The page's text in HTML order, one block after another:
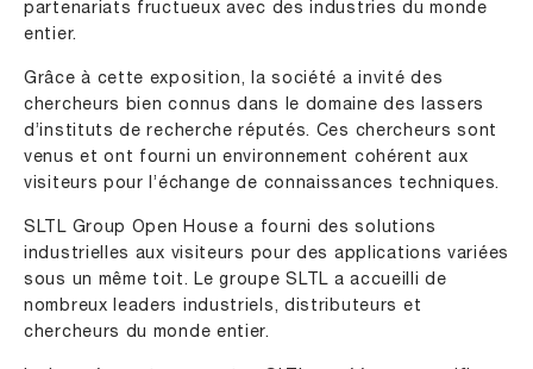
partenariats fructueux avec des industries du monde
entier.
Grâce à cette exposition, la société a invité des
chercheurs bien connus dans le domaine des lassers
d’instituts de recherche réputés. Ces chercheurs sont
venus et ont fourni un environnement cohérent aux
visiteurs pour l’échange de connaissances techniques.
SLTL Group Open House a fourni des solutions
industrielles aux visiteurs pour des applications variées
sous un même toit. Le groupe SLTL a accueilli de
nombreux leaders industriels, distributeurs et
chercheurs du monde entier.